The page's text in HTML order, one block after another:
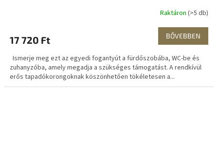
Y
E
N
E
S
Raktáron (>5 db)
17 720 Ft BŐVEBBEN
Ismerje meg ezt az egyedi fogantyút a fürdőszobába, WC-be és
zuhanyzóba, amely megadja a szükséges támogatást. A rendkívül
erős tapadókorongoknak köszönhetően tökéletesen a...